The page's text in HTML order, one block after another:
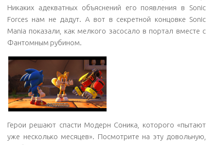
Зачем же нужен был весь этот фарс? Чтобы ввести в игру
двух героев: вашего кастомного персонажа и Классик
Соника. И если появление первого ещё хоть как-то
оправдано, то второй просто падает Тейлзу на голову.
Forces нам не дадут. А вот в секретной концовке Sonic
Mania показали, как мелкого засосало в портал вместе с
Фантомным рубином.